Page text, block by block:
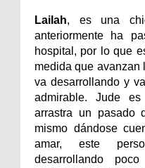
Lailah, es una
anteriormente ha
hospital, por lo que
medida que avanzan
va desarrollando y
admirable. Jude
arrastra un pasado
mismo dándose
amar, este
desarrollando